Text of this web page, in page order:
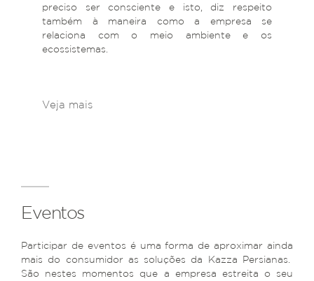
preciso ser consciente e isto, diz respeito
também à maneira como a empresa se
relaciona com o meio ambiente e os
ecossistemas.
Veja mais
Eventos
Participar de eventos é uma forma de aproximar ainda
mais do consumidor as soluções da Kazza Persianas.
São nestes momentos que a empresa estreita o seu